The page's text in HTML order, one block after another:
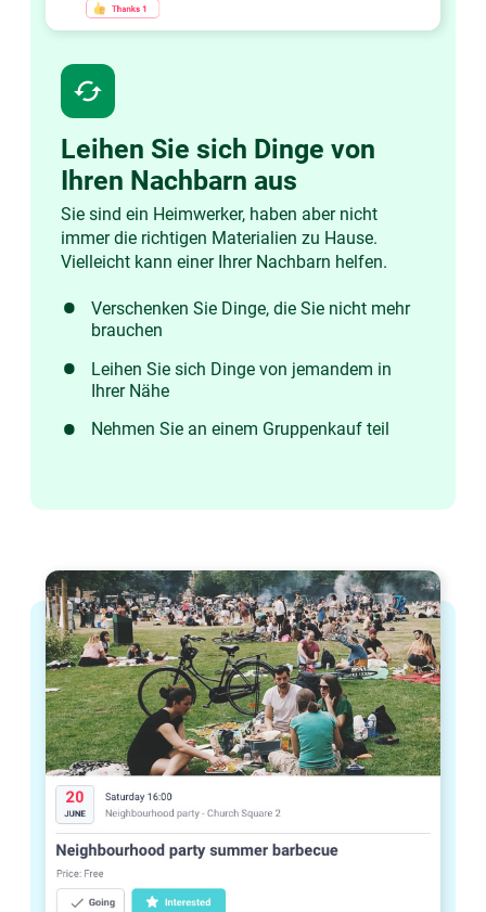
cached
Leihen Sie sich Dinge von
Ihren Nachbarn aus
Sie sind ein Heimwerker, haben aber nicht
immer die richtigen Materialien zu Hause.
Vielleicht kann einer Ihrer Nachbarn helfen.
Verschenken Sie Dinge, die Sie nicht mehr
brauchen
Leihen Sie sich Dinge von jemandem in
Ihrer Nähe
Nehmen Sie an einem Gruppenkauf teil